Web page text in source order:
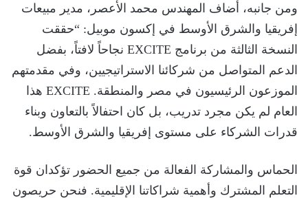
ومن جانبه، أضاف المهندس محمد الأعصر، مدير مبيعات
إفريقيا والشرق الأوسط في إكسون موبيل: “حققت
النسخة الثالثة من برنامج EXCITE نجاحاً لافتاً، بفضل
الدعم المتواصل من شركائنا الاستراتيجيين، وفي مقدمتهم
الموزعون الرئيسيون في مصر والمنطقة. EXCITE هذا
العام لم يكن مجرد تدريب، بل كان احتفالاً بالتعاون وبناء
قدرات الشركاء على مستوى إفريقيا والشرق الأوسط.
الحماس والمشاركة الفعالة من جميع الحضور تؤكدان قوة
التعلم المشترك وأهمية شراكاتنا الإقليمية. فنحن حريصون